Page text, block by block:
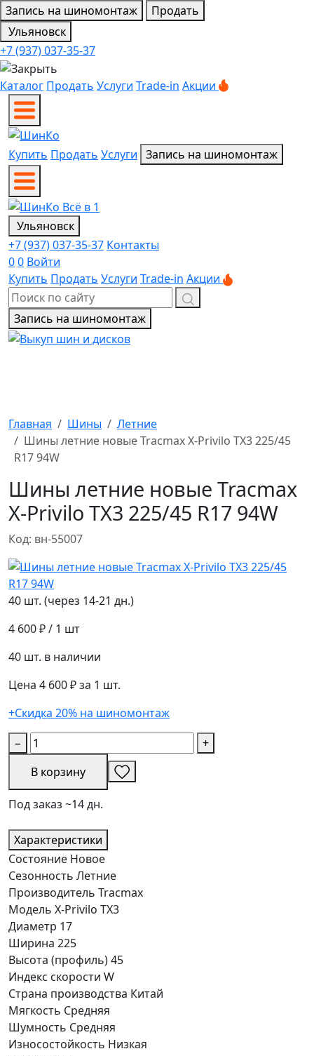
Запись на шиномонтаж
Продать
Ульяновск
+7 (937) 037-35-37
Каталог Продать Услуги Trade-in Акции
Купить Продать Услуги Запись на шиномонтаж
Ульяновск
+7 (937) 037-35-37 Контакты
00 Войти
Купить Продать Услуги Trade-in Акции
Запись на шиномонтаж
Главная Шины
Летние
Шины летние новые Tracmax X-Privilo TX3 225/45
R17 94W
Шины летние новые Tracmax
X-Privilo TX3 225/45 R17 94W
Код: вн-55007
40 шт. (через 14-21 дн.)
4 600 ₽/ 1 шт
40 шт. в наличии
Цена 4 600 ₽ за 1 шт.
+Скидка 20% на шиномонтаж
−
+
В корзину
Под заказ ~14 дн.
Характеристики
Состояние Новое
Сезонность Летние
Производитель Tracmax
Модель X-Privilo TX3
Диаметр 17
Ширина 225
Высота (профиль)45
Индекс скорости W
Страна производства Китай
Мягкость Средняя
Шумность Средняя
Износостойкость Низкая